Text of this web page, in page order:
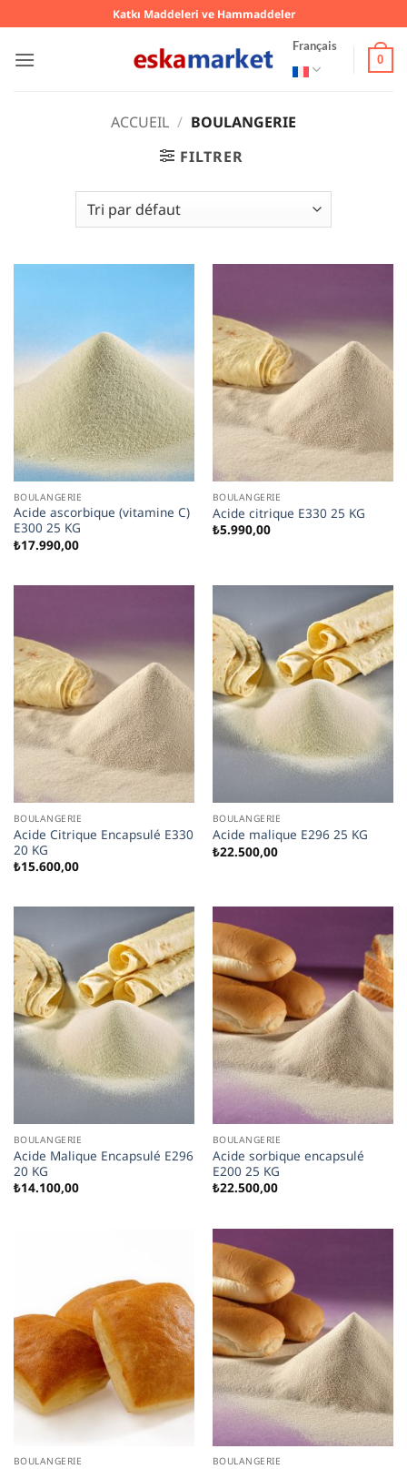
au
contenu
Katkı Maddeleri ve Hammaddeler
Français
0
ACCUEIL / BOULANGERIE
FILTRER
BOULANGERIE
Acide ascorbique (vitamine C)
E300 25 KG
₺17.990,00
BOULANGERIE
Acide citrique E330 25 KG
₺5.990,00
BOULANGERIE
Acide Citrique Encapsulé E330
20 KG
₺15.600,00
BOULANGERIE
Acide malique E296 25 KG
₺22.500,00
BOULANGERIE
Acide Malique Encapsulé E296
20 KG
₺14.100,00
BOULANGERIE
Acide sorbique encapsulé
E200 25 KG
₺22.500,00
BOULANGERIE BOULANGERIE